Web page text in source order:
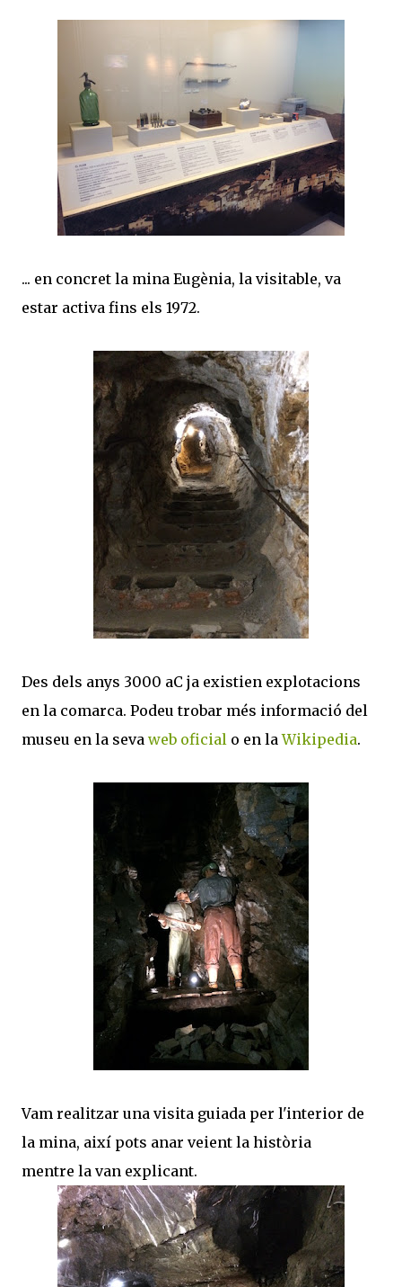
... en concret la mina Eugènia, la visitable, va
estar activa fins els 1972.
Des dels anys 3000 aC ja existien explotacions
en la comarca. Podeu trobar més informació del
museu en la seva web oficial o en laWikipedia.
Vam realitzar una visita guiada per l'interior de
la mina, així pots anar veient la història
mentre la van explicant.